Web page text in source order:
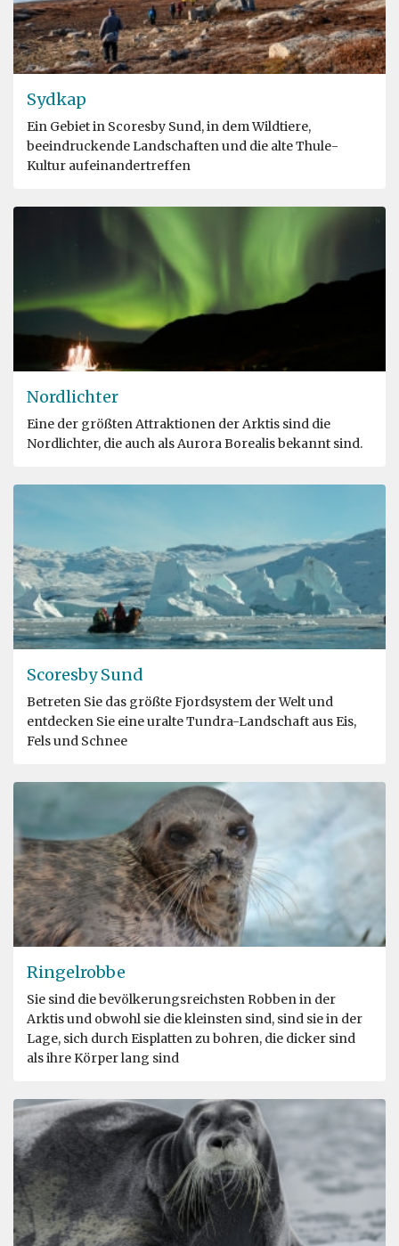
Sydkap
Ein Gebiet in Scoresby Sund, in dem Wildtiere,
beeindruckende Landschaften und die alte Thule-
Kultur aufeinandertreffen
Nordlichter
Eine der größten Attraktionen der Arktis sind die
Nordlichter, die auch als Aurora Borealis bekannt sind.
Scoresby Sund
Betreten Sie das größte Fjordsystem der Welt und
entdecken Sie eine uralte Tundra-Landschaft aus Eis,
Fels und Schnee
Ringelrobbe
Sie sind die bevölkerungsreichsten Robben in der
Arktis und obwohl sie die kleinsten sind, sind sie in der
Lage, sich durch Eisplatten zu bohren, die dicker sind
als ihre Körper lang sind